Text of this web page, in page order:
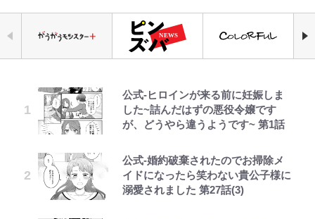
公式-ヒロインが来る前に妊娠しま
した~詰んだはずの悪役令嬢です
が、どうやら違うようです~ 第1話
公式-婚約破棄されたのでお掃除メ
イドになったら笑わない貴公子様に
溺愛されました 第27話(3)
「危ない」「やめて」第1子妊娠中
の田中みな実、ゴリゴリヒール着用
に心配の声…ザックリ衣装にも意見
オダウエダ植田、「2年半で56kg
増」130㎏ボディに驚きと心配 過
空の轍と大地の雲と 第1回
第3回 出版までの道のり・その2
錦織一清の写真集はなぜ私服なの
か…高級ブランドをやめ等身大の自
分を表現する現在「ちゃんとおじい
元衆院議員・山尾志桜里が語る誹謗
中傷動画…「計り知れない」切り抜
荒々しい「火山帯」の一端にいるこ
とを体感！ 登頂約10分でも大迫力
「吾妻小富士」火口を1周する「1
ポ【福島県福島市】
アユは「怒らせて掛ける」魚だっ
｢お土産最高すぎ笑｣｢どうやって入
手？｣ブライトン帰還の三笘薫、同
僚に“ポケカ”をプレゼント！｢薫の
ュテル可愛すぎ｣
浦和と千葉の首をかしげる主力放
ファミマと『VIVANT』第2シーズ
ンのコラボがスタート！ “別班饅
頭”や限定グッズ登場にファン感激
『ONE PIECE』今後の展開に絡ん
できそうな「意味深な表紙連載」
でっかい男になりたいゾ
浅草は日本の心だゾ